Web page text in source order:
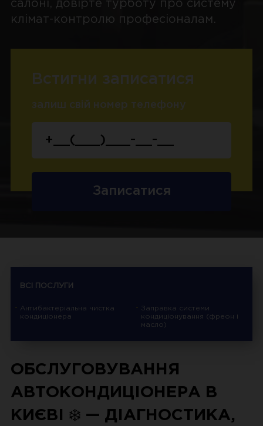
салоні, довірте турботу про систему
клімат-контролю професіоналам.
Встигни записатися
залиш свій номер телефону
Записатися
ВСІ ПОСЛУГИ
Антибактеріальна чистка
кондиціонера
Заправка системи
кондиціонування (фреон і
масло)
ОБСЛУГОВУВАННЯ
АВТОКОНДИЦІОНЕРА В
КИЄВІ ❄️ — ДІАГНОСТИКА,